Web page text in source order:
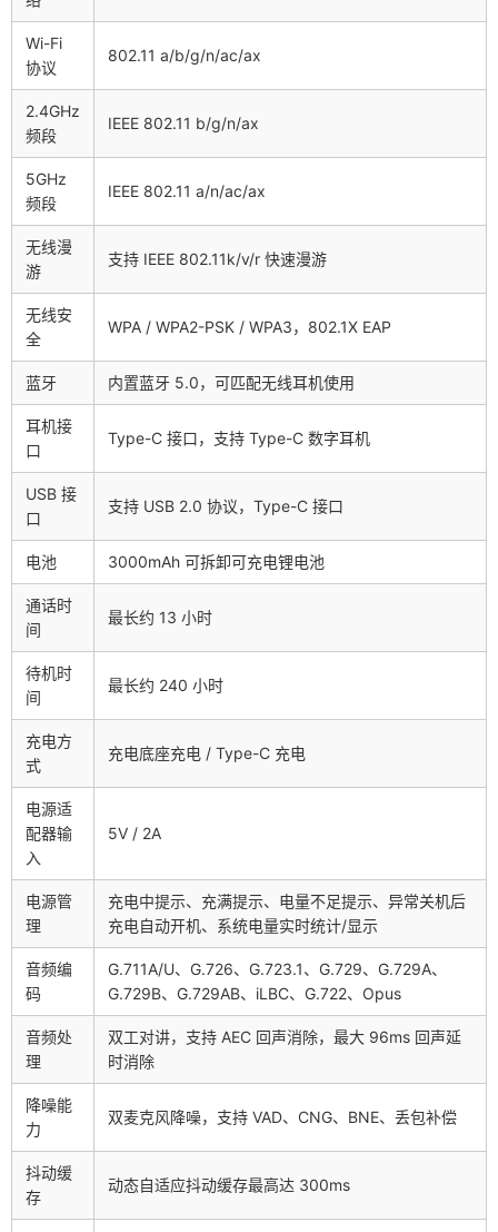
Wi-Fi
协议
802.11 a/b/g/n/ac/ax
2.4GHz
频段
IEEE 802.11 b/g/n/ax
5GHz
频段
IEEE 802.11 a/n/ac/ax
无线漫
游
支持 IEEE 802.11k/v/r 快速漫游
无线安
全
WPA / WPA2-PSK / WPA3，802.1X EAP
蓝牙 内置蓝牙 5.0，可匹配无线耳机使用
耳机接
口
Type-C 接口，支持 Type-C 数字耳机
USB 接
口
支持 USB 2.0 协议，Type-C 接口
电池 3000mAh 可拆卸可充电锂电池
通话时
间
最长约 13 小时
待机时
间
最长约 240 小时
充电方
式
充电底座充电 / Type-C 充电
电源适
配器输
入
5V / 2A
电源管
理
充电中提示、充满提示、电量不足提示、异常关机后
充电自动开机、系统电量实时统计/显示
音频编
码
G.711A/U、G.726、G.723.1、G.729、G.729A、
G.729B、G.729AB、iLBC、G.722、Opus
音频处
理
双工对讲，支持 AEC 回声消除，最大 96ms 回声延
时消除
降噪能
力
双麦克风降噪，支持 VAD、CNG、BNE、丢包补偿
抖动缓
存
动态自适应抖动缓存最高达 300ms